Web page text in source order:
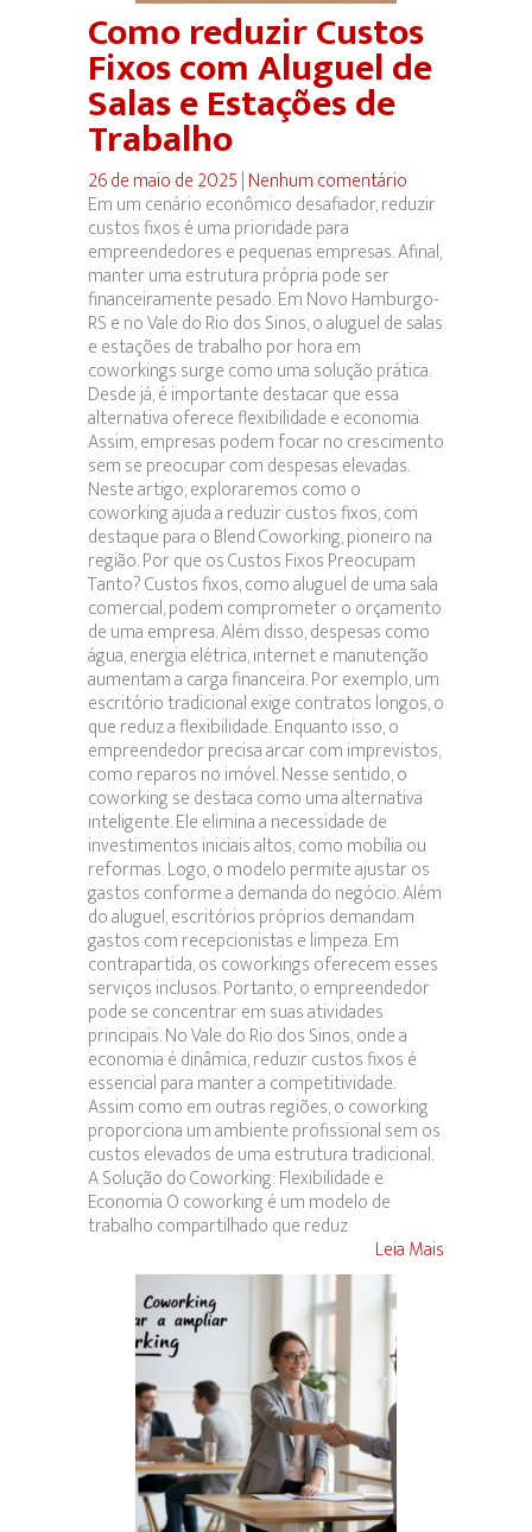
Como reduzir Custos
Fixos com Aluguel de
Salas e Estações de
Trabalho
26 de maio de 2025|Nenhum comentário
Em um cenário econômico desafiador, reduzir
custos fixos é uma prioridade para
empreendedores e pequenas empresas. Afinal,
manter uma estrutura própria pode ser
financeiramente pesado. Em Novo Hamburgo-
RS e no Vale do Rio dos Sinos, o aluguel de salas
e estações de trabalho por hora em
coworkings surge como uma solução prática.
Desde já, é importante destacar que essa
alternativa oferece flexibilidade e economia.
Assim, empresas podem focar no crescimento
sem se preocupar com despesas elevadas.
Neste artigo, exploraremos como o
coworking ajuda a reduzir custos fixos, com
destaque para o Blend Coworking, pioneiro na
região. Por que os Custos Fixos Preocupam
Tanto? Custos fixos, como aluguel de uma sala
comercial, podem comprometer o orçamento
de uma empresa. Além disso, despesas como
água, energia elétrica, internet e manutenção
aumentam a carga financeira. Por exemplo, um
escritório tradicional exige contratos longos, o
que reduz a flexibilidade. Enquanto isso, o
empreendedor precisa arcar com imprevistos,
como reparos no imóvel. Nesse sentido, o
coworking se destaca como uma alternativa
inteligente. Ele elimina a necessidade de
investimentos iniciais altos, como mobília ou
reformas. Logo, o modelo permite ajustar os
gastos conforme a demanda do negócio. Além
do aluguel, escritórios próprios demandam
gastos com recepcionistas e limpeza. Em
contrapartida, os coworkings oferecem esses
serviços inclusos. Portanto, o empreendedor
pode se concentrar em suas atividades
principais. No Vale do Rio dos Sinos, onde a
economia é dinâmica, reduzir custos fixos é
essencial para manter a competitividade.
Assim como em outras regiões, o coworking
proporciona um ambiente profissional sem os
custos elevados de uma estrutura tradicional.
A Solução do Coworking: Flexibilidade e
Economia O coworking é um modelo de
trabalho compartilhado que reduz
Leia Mais